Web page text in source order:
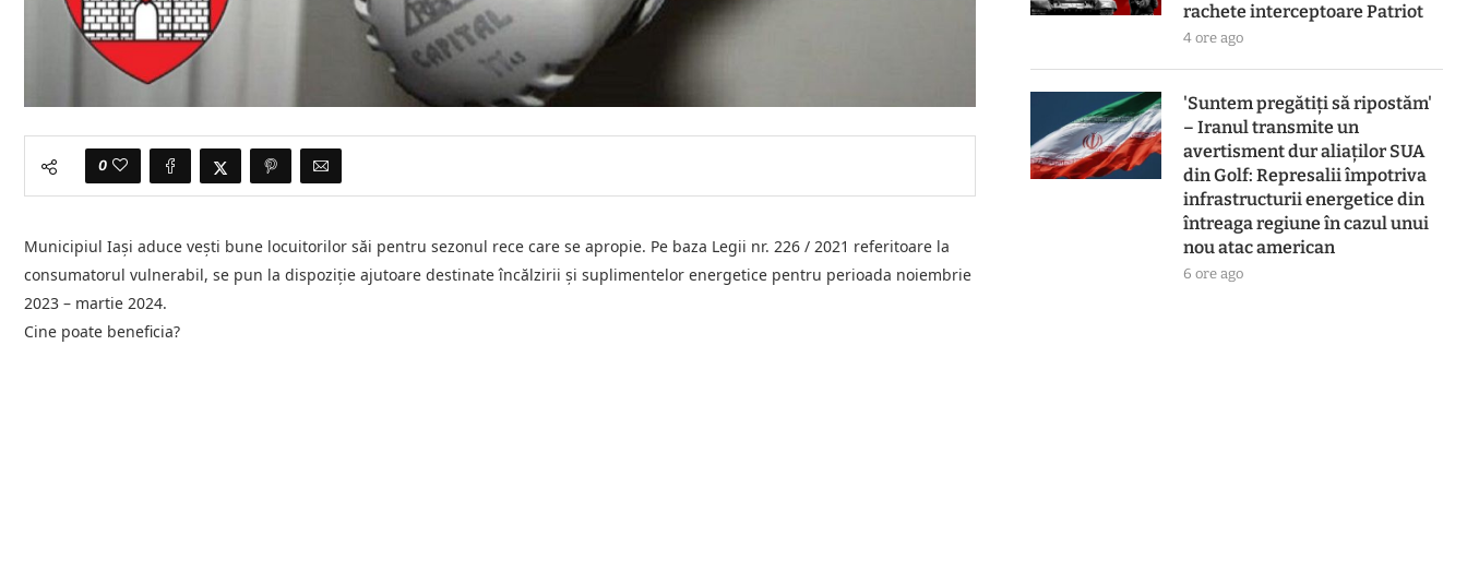
0
Municipiul Iași aduce vești bune locuitorilor săi pentru sezonul rece care se apropie. Pe baza Legii nr. 226 / 2021 referitoare la
consumatorul vulnerabil, se pun la dispoziție ajutoare destinate încălzirii și suplimentelor energetice pentru perioada noiembrie
2023 – martie 2024.
Cine poate beneficia?
rachete interceptoare Patriot
4 ore ago
'Suntem pregătiți să ripostăm'
– Iranul transmite un
avertisment dur aliaților SUA
din Golf: Represalii împotriva
infrastructurii energetice din
întreaga regiune în cazul unui
nou atac american
6 ore ago